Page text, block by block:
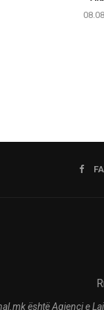
është Agjenci e